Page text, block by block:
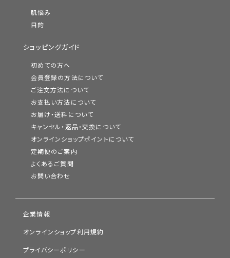
肌悩み
目的
ショッピングガイド
初めての方へ
会員登録の方法について
ご注文方法について
お支払い方法について
お届け・送料について
キャンセル・返品・交換について
オンラインショップポイントについて
定期便のご案内
よくあるご質問
お問い合わせ
企業情報
オンラインショップ利用規約
プライバシーポリシー